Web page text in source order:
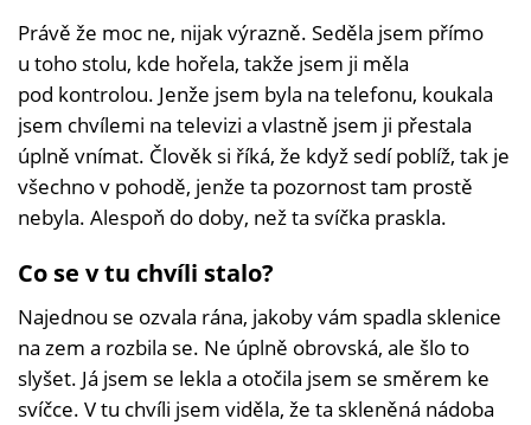
Právě že moc ne, nijak výrazně. Seděla jsem přímo
u toho stolu, kde hořela, takže jsem ji měla
pod kontrolou. Jenže jsem byla na telefonu, koukala
jsem chvílemi na televizi a vlastně jsem ji přestala
úplně vnímat. Člověk si říká, že když sedí poblíž, tak je
všechno v pohodě, jenže ta pozornost tam prostě
nebyla. Alespoň do doby, než ta svíčka praskla.
Co se v tu chvíli stalo?
Najednou se ozvala rána, jakoby vám spadla sklenice
na zem a rozbila se. Ne úplně obrovská, ale šlo to
slyšet. Já jsem se lekla a otočila jsem se směrem ke
svíčce. V tu chvíli jsem viděla, že ta skleněná nádoba